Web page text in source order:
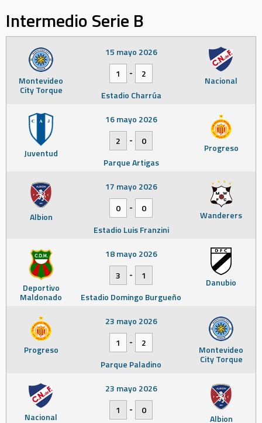
Intermedio Serie B
Montevideo
City Torque
Nacional
15 mayo 2026
1
-
2
Estadio Charrúa
Juventud Progreso
16 mayo 2026
2
-
0
Parque Artigas
Albion Wanderers
17 mayo 2026
0
-
0
Estadio Luis Franzini
Deportivo
Maldonado
Danubio
18 mayo 2026
3
-
1
Estadio Domingo Burgueño
Progreso Montevideo
City Torque
23 mayo 2026
1
-
2
Parque Paladino
Nacional Albion
23 mayo 2026
1
-
0